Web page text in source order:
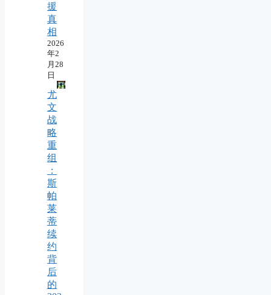
援
真
相
2026
年2
月28
日
尤
文
战
略
重
组
：
斯
帕
莱
蒂
续
约
背
后
的